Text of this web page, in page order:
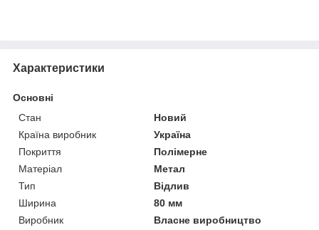
Характеристики
Основні
Стан
Новий
Країна виробник
Україна
Покриття
Полімерне
Матеріал
Метал
Тип
Відлив
Ширина
80 мм
Виробник
Власне виробництво